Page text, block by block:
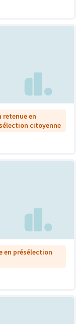
retenue en
citoyenne
en présélection